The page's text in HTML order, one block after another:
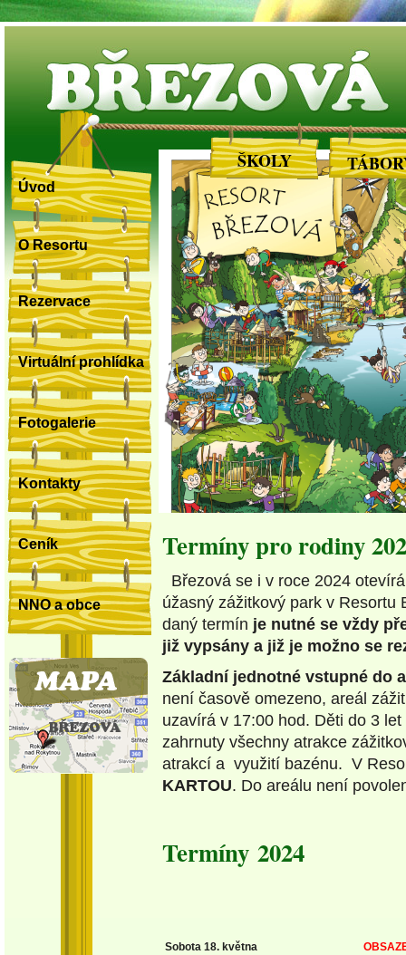
BŘEZOVÁ
Termíny pro rodiny
Březová se i v roce 2024
úžasný zážitkový park v Resortu
daný termín je nutné se vždy
již vypsány a již je možno se
Základní jednotné vstupné do
není časově omezeno, areál
uzavírá v 17:00 hod. Děti do 3
zahrnuty všechny atrakce
atrakcí a využití bazénu. V
KARTOU. Do areálu není
Termíny 2024
Sobota 18. května
Úvod
O Resortu
Rezervace
Virtuální prohlídka
Fotogalerie
Kontakty
Ceník
NNO a obce
ŠKOLY